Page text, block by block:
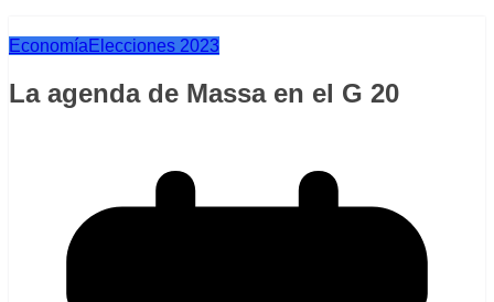
EconomíaElecciones 2023
La agenda de Massa en el G 20